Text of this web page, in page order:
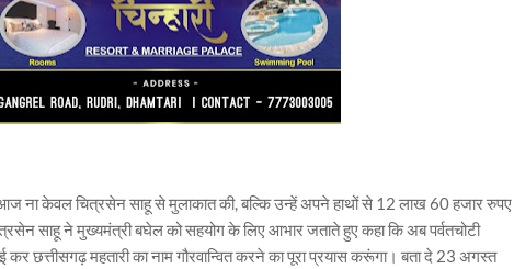
ना केवल चित्रसेन साहू से मुलाकात की, बल्कि उन्हें अपने हाथों से 12 लाख 60 हजार रुपए
साहू ने मुख्यमंत्री बघेल को सहयोग के लिए आभार जताते हुए कहा कि अब पर्वतचोटी
छत्तीसगढ़ महतारी का नाम गौरवान्वित करने का पूरा प्रयास करूंगा। बता दे 23 अगस्त